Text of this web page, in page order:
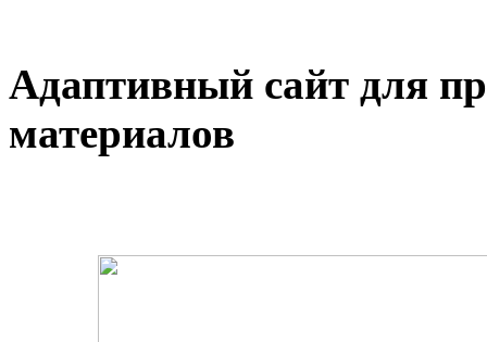
Адаптивный сайт для
материалов